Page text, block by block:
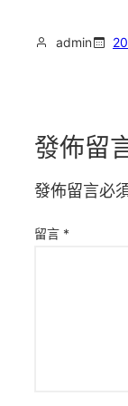
admin
發佈留
發佈留言必
留言 *